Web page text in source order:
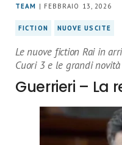
TEAM | FEBBRAIO 13, 2026
FICTION NUOVE USCITE
Le nuove fiction Rai in
Cuori 3 e le grandi
Guerrieri – La